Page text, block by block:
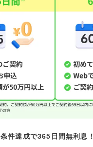
条件達成で365日間無利息！